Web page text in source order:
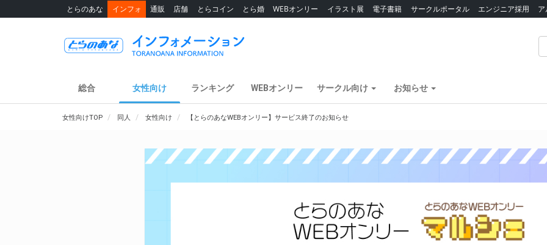
とらのあな インフォ 通販 店舗 とらコイン とら婚 WEBオンリー イラスト展 電子書籍 サークルポータル エンジニア採用
総合 女性向け ランキング WEBオンリー サークル向け お知らせ
女性向けTOP 同人 女性向け 【とらのあなWEBオンリー】サービス終了のお知らせ